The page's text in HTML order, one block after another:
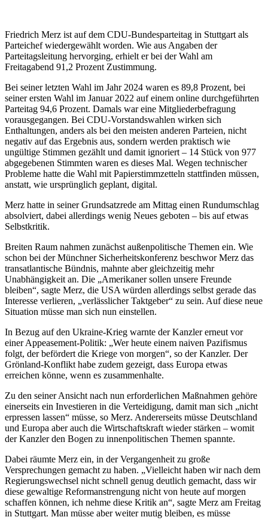
Friedrich Merz ist auf dem CDU-Bundesparteitag in Stuttgart als
Parteichef wiedergewählt worden. Wie aus Angaben der
Parteitagsleitung hervorging, erhielt er bei der Wahl am
Freitagabend 91,2 Prozent Zustimmung.
Bei seiner letzten Wahl im Jahr 2024 waren es 89,8 Prozent, bei
seiner ersten Wahl im Januar 2022 auf einem online durchgeführten
Parteitag 94,6 Prozent. Damals war eine Mitgliederbefragung
vorausgegangen. Bei CDU-Vorstandswahlen wirken sich
Enthaltungen, anders als bei den meisten anderen Parteien, nicht
negativ auf das Ergebnis aus, sondern werden praktisch wie
ungültige Stimmen gezählt und damit ignoriert – 14 Stück von 977
abgegebenen Stimmten waren es dieses Mal. Wegen technischer
Probleme hatte die Wahl mit Papierstimmzetteln stattfinden müssen,
anstatt, wie ursprünglich geplant, digital.
Merz hatte in seiner Grundsatzrede am Mittag einen Rundumschlag
absolviert, dabei allerdings wenig Neues geboten – bis auf etwas
Selbstkritik.
Breiten Raum nahmen zunächst außenpolitische Themen ein. Wie
schon bei der Münchner Sicherheitskonferenz beschwor Merz das
transatlantische Bündnis, mahnte aber gleichzeitig mehr
Unabhängigkeit an. Die „Amerikaner sollen unsere Freunde
bleiben“, sagte Merz, die USA würden allerdings selbst gerade das
Interesse verlieren, „verlässlicher Taktgeber“ zu sein. Auf diese neue
Situation müsse man sich nun einstellen.
In Bezug auf den Ukraine-Krieg warnte der Kanzler erneut vor
einer Appeasement-Politik: „Wer heute einem naiven Pazifismus
folgt, der befördert die Kriege von morgen“, so der Kanzler. Der
Grönland-Konflikt habe zudem gezeigt, dass Europa etwas
erreichen könne, wenn es zusammenhalte.
Zu den seiner Ansicht nach nun erforderlichen Maßnahmen gehöre
einerseits ein Investieren in die Verteidigung, damit man sich „nicht
erpressen lassen“ müsse, so Merz. Andererseits müsse Deutschland
und Europa aber auch die Wirtschaftskraft wieder stärken – womit
der Kanzler den Bogen zu innenpolitischen Themen spannte.
Dabei räumte Merz ein, in der Vergangenheit zu große
Versprechungen gemacht zu haben. „Vielleicht haben wir nach dem
Regierungswechsel nicht schnell genug deutlich gemacht, dass wir
diese gewaltige Reformanstrengung nicht von heute auf morgen
schaffen können, ich nehme diese Kritik an“, sagte Merz am Freitag
in Stuttgart. Man müsse aber weiter mutig bleiben, es müsse